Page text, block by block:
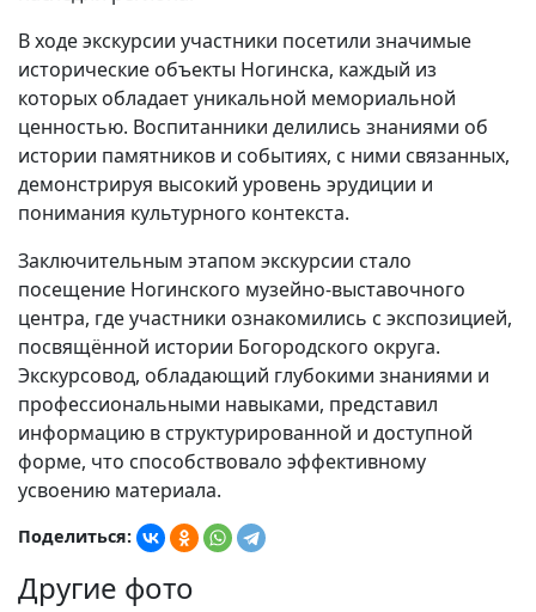
В ходе экскурсии участники посетили значимые
исторические объекты Ногинска, каждый из
которых обладает уникальной мемориальной
ценностью. Воспитанники делились знаниями об
истории памятников и событиях, с ними связанных,
демонстрируя высокий уровень эрудиции и
понимания культурного контекста.
Заключительным этапом экскурсии стало
посещение Ногинского музейно-выставочного
центра, где участники ознакомились с экспозицией,
посвящённой истории Богородского округа.
Экскурсовод, обладающий глубокими знаниями и
профессиональными навыками, представил
информацию в структурированной и доступной
форме, что способствовало эффективному
усвоению материала.
Поделиться:
Другие фото